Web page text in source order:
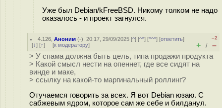
Уже был Debian/kFreeBSD. Никому толком не надо
оказалось - и проект загнулся.
4.126 ,Аноним (-), 20:17, 29/09/2025 [^] [^^] [^^^] [ответить]
[↓] [↑] [к модератору]
–2
+ / –
> У спама должна быть цель, типа продажи продукта
> Какой смысл нести на опеннет, где все сидят на
винде и маке,
> ссылку на какой-то маргинальный роллинг?
Отучаемся говорить за всех. Я вот Debian юзаю. С
сабжевым ядром, которое сам же себе и билданул.